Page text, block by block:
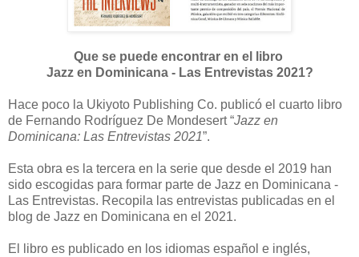
Que se puede encontrar en el libro
Jazz en Dominicana - Las Entrevistas 2021?
Hace poco la Ukiyoto Publishing Co. publicó el cuarto libro
de Fernando Rodríguez De Mondesert “Jazz en
Dominicana: Las Entrevistas 2021”.
Esta obra es la tercera en la serie que desde el 2019 han
sido escogidas para formar parte de Jazz en Dominicana -
Las Entrevistas. Recopila las entrevistas publicadas en el
blog de Jazz en Dominicana en el 2021.
El libro es publicado en los idiomas español e inglés,